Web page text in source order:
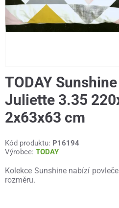
TODAY
Juliette 3.35
2x63x63 cm
Kód produktu: P16194
Výrobce: TODAY
Kolekce Sunshine nabízí
rozměru.